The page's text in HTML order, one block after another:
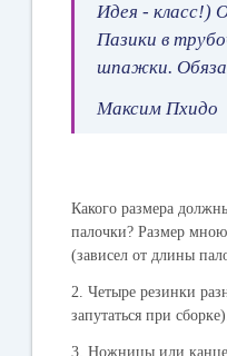
Идея - класс!)
Пазики в
шпажки.
Максим Пхидо
Какого размера
палочки? Размер мною
(зависел от длины
2. Четыре резинки
запутаться при
3. Ножницы или